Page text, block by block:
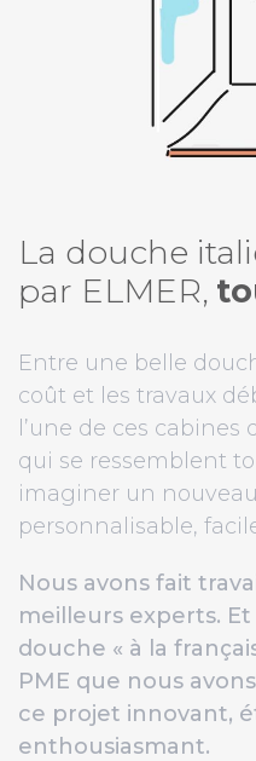
La douche
par ELMER,
Entre une belle
coût et les travaux
l’une de ces
qui se ressemblent
imaginer un
personnalisable,
Nous avons fait
meilleurs experts.
douche « à la
PME que nous
ce projet innovant,
enthousiasmant.